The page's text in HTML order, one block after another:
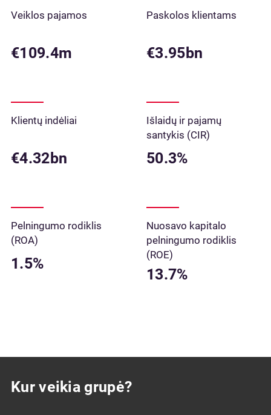
Veiklos pajamos
€109.4m
Paskolos klientams
€3.95bn
Klientų indėliai
€4.32bn
Išlaidų ir pajamų
santykis (CIR)
50.3%
Pelningumo rodiklis
(ROA)
1.5%
Nuosavo kapitalo
pelningumo rodiklis
(ROE)
13.7%
Kur veikia grupė?